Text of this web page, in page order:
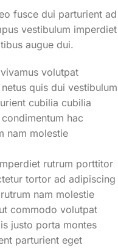
fusce dui parturient ad
vestibulum imperdiet
augue dui.
volutpat
quis dui vestibulum
cubilia cubilia
hac
nam molestie
rutrum porttitor
tortor ad adipiscing
nam molestie
commodo volutpat
justo porta montes
parturient eget